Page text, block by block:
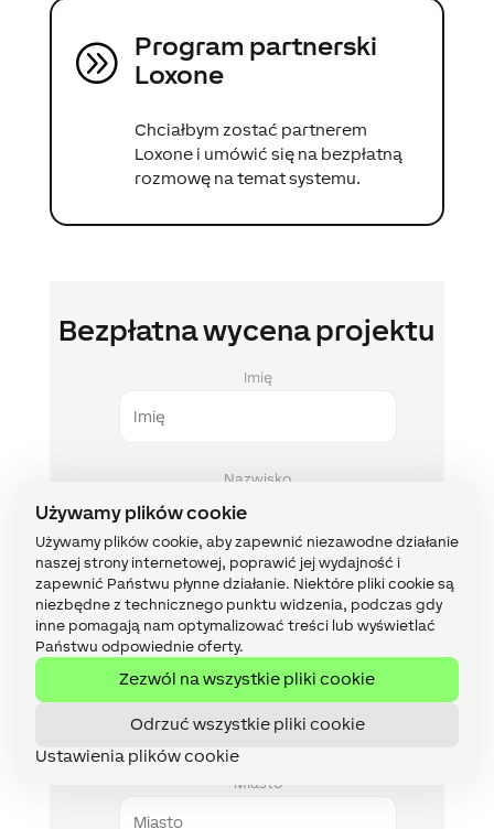
Używamy plików cookie
Używamy plików cookie, aby zapewnić niezawodne działanie
naszej strony internetowej, poprawić jej wydajność i
zapewnić Państwu płynne działanie. Niektóre pliki cookie są
niezbędne z technicznego punktu widzenia, podczas gdy
inne pomagają nam optymalizować treści lub wyświetlać
Państwu odpowiednie oferty.
Zezwól na wszystkie pliki cookie
Odrzuć wszystkie pliki cookie
Ustawienia plików cookie
A Program partnerski
Loxone
Chciałbym zostać partnerem
Loxone i umówić się na bezpłatną
rozmowę na temat systemu.
Bezpłatna wycena projektu
Imię
Nazwisko
E-Mail
Numer telefonu
Miasto